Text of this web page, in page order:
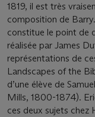
1819, il est très
composition de
constitue le point de
réalisée par James
représentations de
Landscapes of the
d’une élève de
Mills, 1800-1874).
ces deux sujets chez